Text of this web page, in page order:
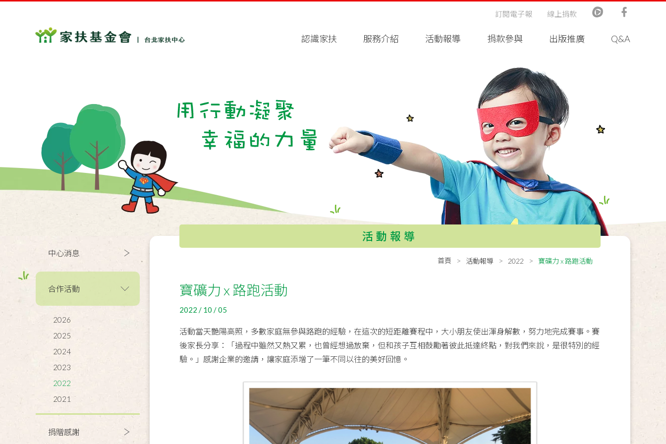
認識家扶 服務介紹 活動報導 捐款參與 出版推廣 Q&A
訂閱電子報 線上捐款
中心消息
合作活動
2026
2025
2024
2023
2022
2021
捐贈感謝
活動報導
首頁 活動報導 2022 寶礦力 x 路跑活動
寶礦力 x 路跑活動
2022 / 10 / 05
活動當天艷陽高照，多數家庭無參與路跑的經驗，在這次的短距離賽程中，大小朋友使出渾身解數，努力地完成賽事。賽
後家長分享：「過程中雖然又熱又累，也曾經想過放棄，但和孩子互相鼓勵著彼此抵達終點，對我們來說，是很特別的經
驗。」感謝企業的邀請，讓家庭添增了一筆不同以往的美好回憶。